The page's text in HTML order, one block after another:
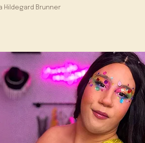
Hildegard Brunner